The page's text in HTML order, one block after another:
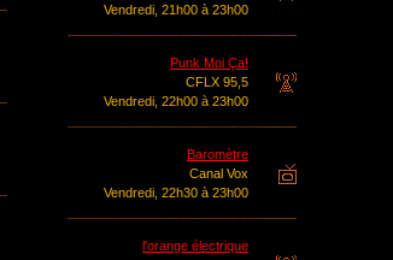
Vendredi, 21h00 à 23h00
Punk Moi Ça!
CFLX 95,5
Vendredi, 22h00 à 23h00
Baromètre
Canal Vox
Vendredi, 22h30 à 23h00
l'orange électrique